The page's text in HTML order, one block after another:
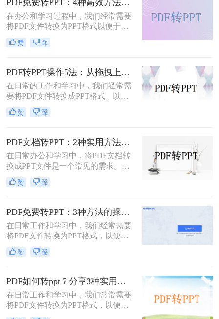
PDF免费转PPT：4种高效方法的速度、精度和文件限制实测！
在办公和学习过程中，我们经常需要
将PDF文件转换为PPT格式以便于演
示或编辑。那么怎么免费把pdf转换成
ppt呢？本文将详细介绍几种免费的方
赞 踩
PDF转PPT操作5法：从拖拽上传到批量转换的完整步骤！
在日常的工作和学习中，我们经常需
要将PDF文件转换成PPT格式，以便
进行编辑、展示和分享。那么PDF怎
么转换成PPT呢？本文将介绍五种将
赞 踩
PDF文档转PPT：2种实用方法的关键参数和输出对比！
在日常办公和学习中，将PDF文档转
换成PPT文件是一个常见的需求。
PDF文件因其跨平台性和格式稳定性
而广受欢迎，但在某些情况下，我们
以便进行演示、分享或编辑。那么pdf
文档如何转化成ppt呢？本文将介绍两
种将PDF文档转化成PPT的实用方
法。
赞 踩
PDF免费转PPT：3种方法的操作步骤和常见报错处理!
在日常工作和学习中，我们经常需要
将PDF文件转换为PPT格式，以便进
行演示和分享。那么如何免费将pdf转
换成PPT呢？本文将介绍三种免费将
赞 踩
PDF如何转ppt？分享3种实用的压缩方法！
在日常工作和学习中，我们常常需要
将PDF文件转换为PPT格式，以便进
行演示或进一步编辑。PDF文件以其